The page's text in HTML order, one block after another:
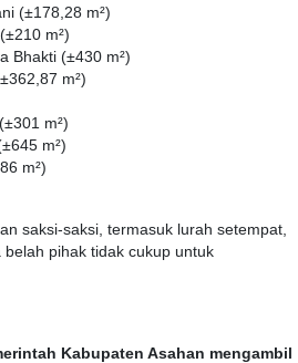
(±178,28 m²)
m²)
Bhakti (±430 m²)
m²)
m²)
m²)
m²)
saksi-saksi, termasuk lurah setempat,
pihak tidak cukup untuk
Kabupaten Asahan mengambil